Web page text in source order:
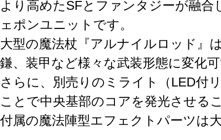
より高めたSFとファンタジーが融
ェポンユニットです。
大型の魔法杖『アルナイルロッド』
鎌、装甲など様々な武装形態に変化
さらに、別売りのミライト（LED付
ことで中央基部のコアを発光させる
付属の魔法陣型エフェクトパーツは